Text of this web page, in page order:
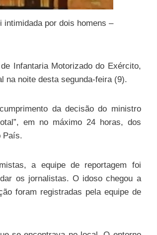
intimidada por dois homens –
Infantaria Motorizado do Exército,
na noite desta segunda-feira (9).
da decisão do ministro
em no máximo 24 horas, dos
País.
a equipe de reportagem foi
os jornalistas. O idoso chegou a
foram registradas pela equipe de